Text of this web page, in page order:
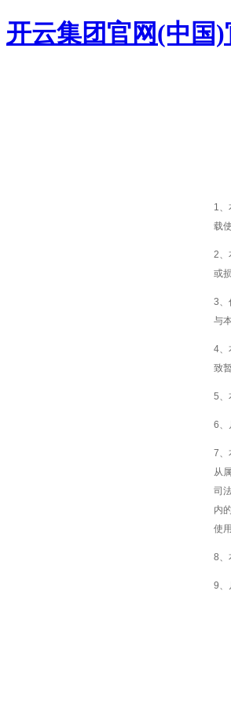
开云集团官网(中国
1、
载
2、
或
3、
与
4、
致
5、
6、
7、
从
司
内
使
8、
9、